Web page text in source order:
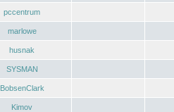
pccentrum
marlowe
husnak
SYSMAN
BobsenClark
Kimov